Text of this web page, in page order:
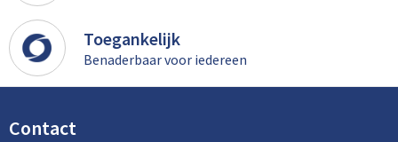
Toegankelijk
Benaderbaar voor iedereen
Contact